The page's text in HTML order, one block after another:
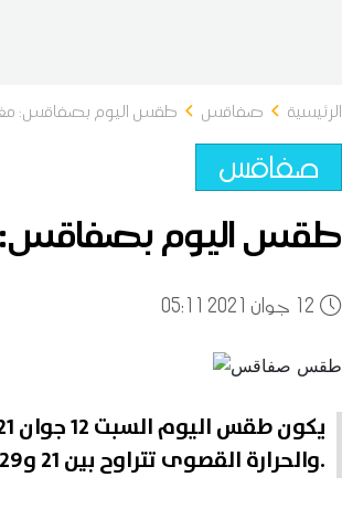
الرئيسية صفاقس طقس اليوم بصفاقس:
صفاقس
طقس اليوم بصفاقس:
12 05:11 2021 جوان
والحرارة القصوى تتراوح بين 21 و29 درجة.